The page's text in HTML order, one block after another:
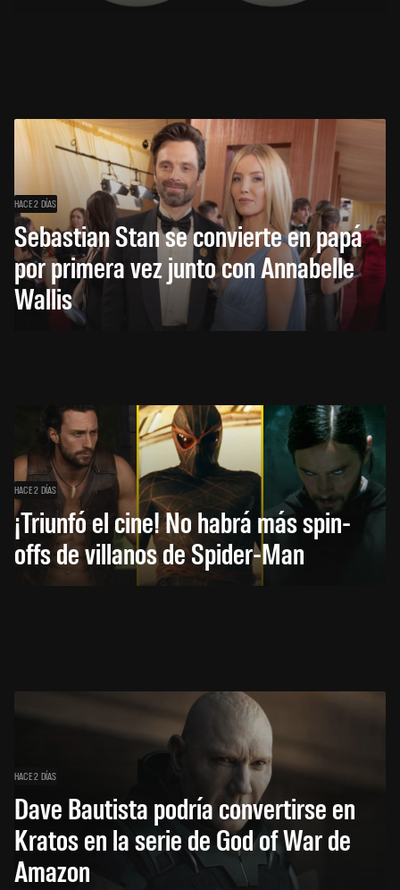
HACE 2 DÍAS
Sebastian Stan se convierte en papá
por primera vez junto con Annabelle
Wallis
HACE 2 DÍAS
¡Triunfó el cine! No habrá más spin-
offs de villanos de Spider-Man
HACE 2 DÍAS
Dave Bautista podría convertirse en
Kratos en la serie de God of War de
Amazon